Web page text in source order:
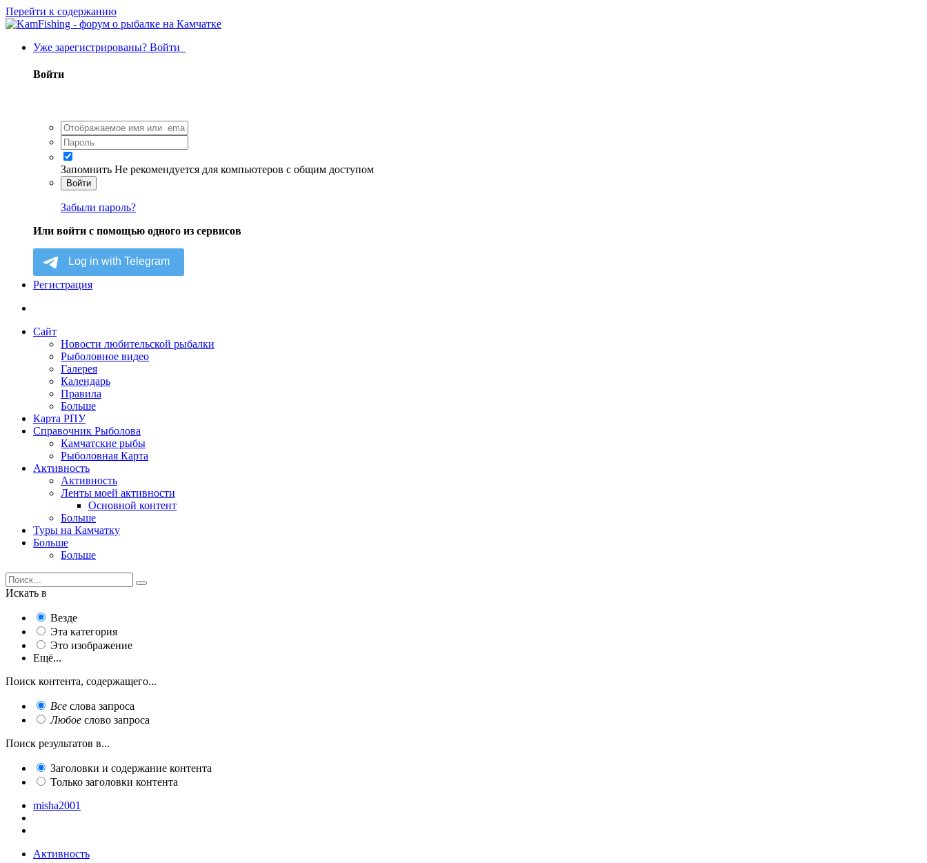
Перейти к содержанию
Уже зарегистрированы? Войти
Войти
Запомнить Не рекомендуется для компьютеров с общим доступом
Войти
Забыли пароль?
Или войти с помощью одного из сервисов
Регистрация
Сайт
Новости любительской рыбалки
Рыболовное видео
Галерея
Календарь
Правила
Больше
Карта РПУ
Справочник Рыболова
Камчатские рыбы
Рыболовная Карта
Активность
Активность
Ленты моей активности
Основной контент
Больше
Туры на Камчатку
Больше
Больше
Искать в
Везде
Эта категория
Это изображение
Ещё...
Поиск контента, содержащего...
Все слова запроса
Любое слово запроса
Поиск результатов в...
Заголовки и содержание контента
Только заголовки контента
misha2001
Активность